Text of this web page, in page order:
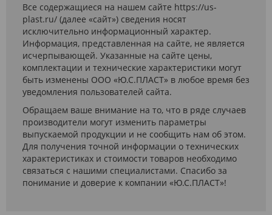
Все содержащиеся на нашем сайте https://us-
plast.ru/ (далее «сайт») сведения носят
исключительно информационный характер.
Информация, представленная на сайте, не является
исчерпывающей. Указанные на сайте цены,
комплектации и технические характеристики могут
быть изменены ООО «Ю.С.ПЛАСТ» в любое время без
уведомления пользователей сайта.
Обращаем ваше внимание на то, что в ряде случаев
производители могут изменить параметры
выпускаемой продукции и не сообщить нам об этом.
Для получения точной информации о технических
характеристиках и стоимости товаров необходимо
связаться с нашими специалистами. Спасибо за
понимание и доверие к компании «Ю.С.ПЛАСТ»!